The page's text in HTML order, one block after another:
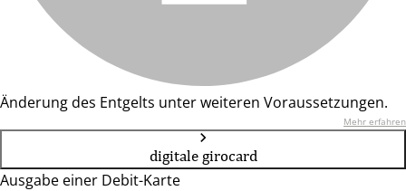
Änderung des Entgelts unter weiteren Voraussetzungen.
Mehr erfahren
digitale girocard
Ausgabe einer Debit-Karte